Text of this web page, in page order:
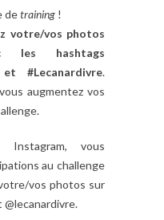
detraining !
votre/vos photos
les hashtags
et #Lecanardivre.
augmentez vos
vous
au challenge
vos photos sur